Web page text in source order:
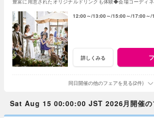
12:00～ 13:00～ 15:00～ 17:00～
詳しくみる
同日開催の他のフェアを見る(2件)
Sat Aug 15 00:00:00 JST 2026月開催の